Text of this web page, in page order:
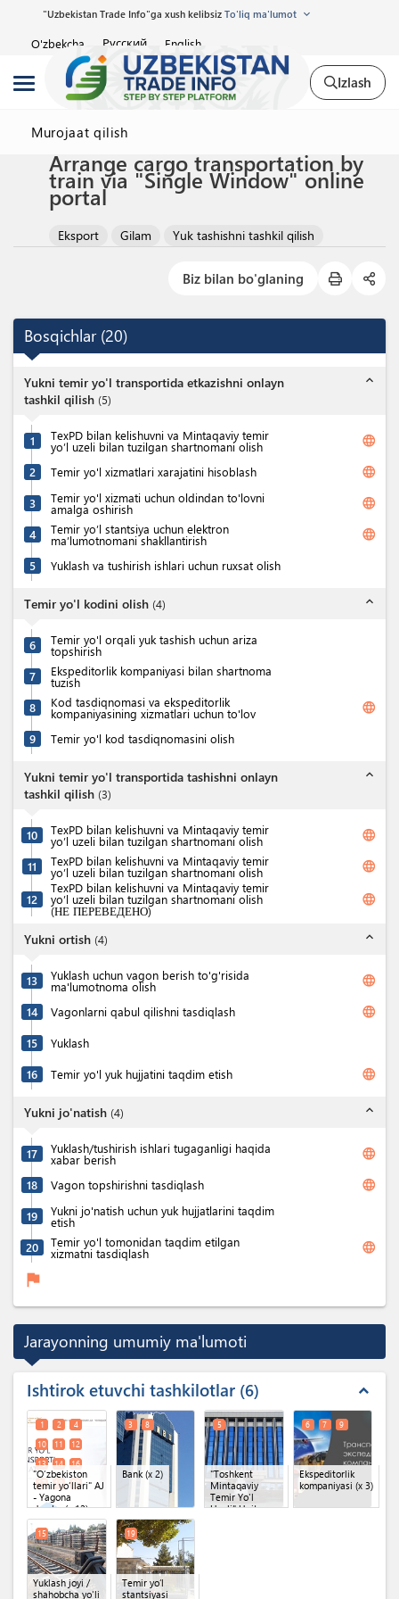
"Uzbekistan Trade Info"ga xush kelibsiz To'liq ma'lumot
O'zbekcha Русский English
Izlash
Murojaat qilish
Arrange cargo transportation by
train via "Single Window" online
portal
Eksport Gilam Yuk tashishni tashkil qilish
Biz bilan bo'glaning
Bosqichlar (20)
Yukni temir yo'l transportida etkazishni onlayn
tashkil qilish (5)
expand_less
1 TexPD bilan kelishuvni va Mintaqaviy temir
yo’l uzeli bilan tuzilgan shartnomani olish language
2 Temir yo'l xizmatlari xarajatini hisoblash language
3 Temir yo'l xizmati uchun oldindan to'lovni
amalga oshirish language
4 Temir yo’l stantsiya uchun elektron
ma’lumotnomani shakllantirish language
5 Yuklash va tushirish ishlari uchun ruxsat olish
Temir yo'l kodini olish (4) expand_less
6 Temir yo'l orqali yuk tashish uchun ariza
topshirish
7
Ekspeditorlik kompaniyasi bilan shartnoma
tuzish
8
Kod tasdiqnomasi va ekspeditorlik
kompaniyasining xizmatlari uchun to'lov language
9 Temir yo'l kod tasdiqnomasini olish
Yukni temir yo'l transportida tashishni onlayn
tashkil qilish (3)
expand_less
10 TexPD bilan kelishuvni va Mintaqaviy temir
yo’l uzeli bilan tuzilgan shartnomani olish language
11 TexPD bilan kelishuvni va Mintaqaviy temir
yo’l uzeli bilan tuzilgan shartnomani olish language
12
TexPD bilan kelishuvni va Mintaqaviy temir
yo’l uzeli bilan tuzilgan shartnomani olish
(НЕ ПЕРЕВЕДЕНО)
language
Yukni ortish (4) expand_less
13 Yuklash uchun vagon berish to'g'risida
ma'lumotnoma olish language
14 Vagonlarni qabul qilishni tasdiqlash language
15 Yuklash
16 Temir yo'l yuk hujjatini taqdim etish language
Yukni jo'natish (4) expand_less
17 Yuklash/tushirish ishlari tugaganligi haqida
xabar berish language
18 Vagon topshirishni tasdiqlash language
19 Yukni jo'natish uchun yuk hujjatlarini taqdim
etish
20
Temir yo'l tomonidan taqdim etilgan
xizmatni tasdiqlash language
flag
Jarayonning umumiy ma'lumoti
Ishtirok etuvchi tashkilotlar 6 expand_less
"O‘zbekiston
temir yo‘llari" AJ
- Yagona
darcha(x 12)
1 2
4
10
11
12
13
14
16
17
18 20
Bank(x 2)
3 8
"Toshkent
Mintaqaviy
Temir Yo'l
Uzeli" Unitar
5
Ekspeditorlik
kompaniyasi (x 3)
6 7 9
Yuklash joyi /
shahobcha yo'li
15
Temir yoʻl
stantsiyasi
19